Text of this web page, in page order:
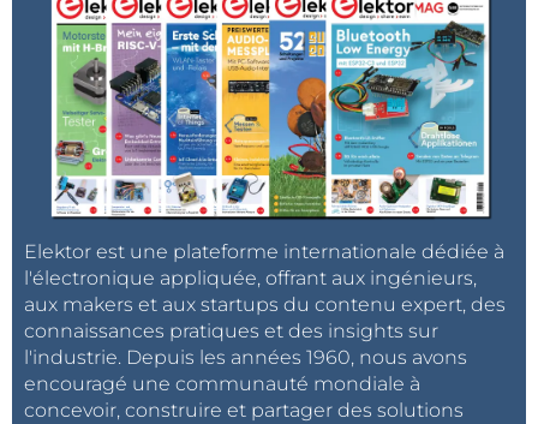
Elektor est une plateforme internationale dédiée à
l'électronique appliquée, offrant aux ingénieurs,
aux makers et aux startups du contenu expert, des
connaissances pratiques et des insights sur
l'industrie. Depuis les années 1960, nous avons
encouragé une communauté mondiale à
concevoir, construire et partager des solutions